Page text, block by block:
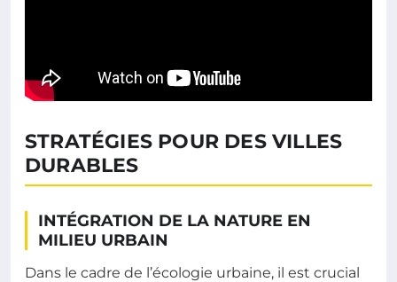
STRATÉGIES POUR DES VILLES
DURABLES
INTÉGRATION DE LA NATURE EN
MILIEU URBAIN
Dans le cadre de l’écologie urbaine, il est crucial